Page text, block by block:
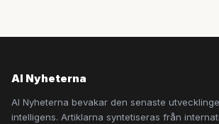
AI Nyheterna
AI Nyheterna bevakar den senaste
intelligens. Artiklarna syntetiseras från